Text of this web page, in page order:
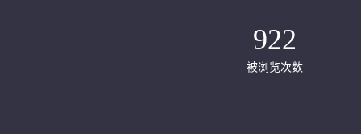
922
被浏览次数